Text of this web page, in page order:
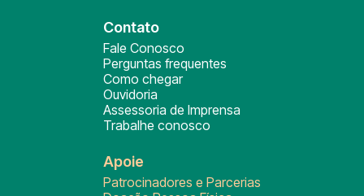
Contato
Fale Conosco
Perguntas frequentes
Como chegar
Ouvidoria
Assessoria de Imprensa
Trabalhe conosco
Apoie
Patrocinadores e Parcerias